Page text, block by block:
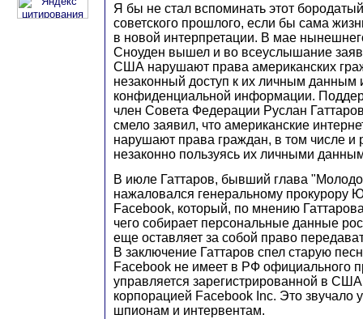
Я бы не стал вспоминать этот
советского прошлого, если бы сама
в новой интерпретации. В мае
Сноуден вышел и во всеуслышание
США нарушают права американских
незаконный доступ к их личным данным
конфиденциальной информации.
член Совета Федерации Руслан
смело заявил, что американские
нарушают права граждан, в том числе и
незаконно пользуясь их личными
В июле Гаттаров, бывший глава
нажаловался генеральному прокурору
Facebook, который, по мнению
чего собирает персональные данные
еще оставляет за собой право
В заключение Гаттаров спел старую
Facebook не имеет в РФ официального
управляется зарегистрированной в
корпорацией Facebook Inc. Это звучало
шпионам и интервентам.